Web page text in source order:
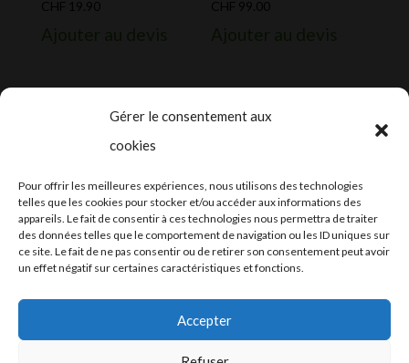
Gérer le consentement aux
cookies
Pour offrir les meilleures expériences, nous utilisons des technologies
telles que les cookies pour stocker et/ou accéder aux informations des
appareils. Le fait de consentir à ces technologies nous permettra de traiter
des données telles que le comportement de navigation ou les ID uniques sur
ce site. Le fait de ne pas consentir ou de retirer son consentement peut avoir
un effet négatif sur certaines caractéristiques et fonctions.
Accepter
CHF 19.90 CHF 99.00
réservés – Conception web byMoovent–
Hébergement et mailInfomaniak